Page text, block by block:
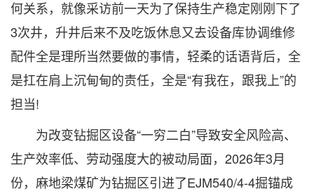
何关系，就像采访前一天为了保持生产稳定刚刚下了
3次井，升井后来不及吃饭休息又去设备库协调维修
配件全是理所当然要做的事情，轻柔的话语背后，全
是扛在肩上沉甸甸的责任，全是“有我在，跟我上”的
担当!
为改变钻掘区设备“一穷二白”导致安全风险高、
生产效率低、劳动强度大的被动局面，2026年3月
份，麻地梁煤矿为钻掘区引进了EJM540/4-4掘锚成